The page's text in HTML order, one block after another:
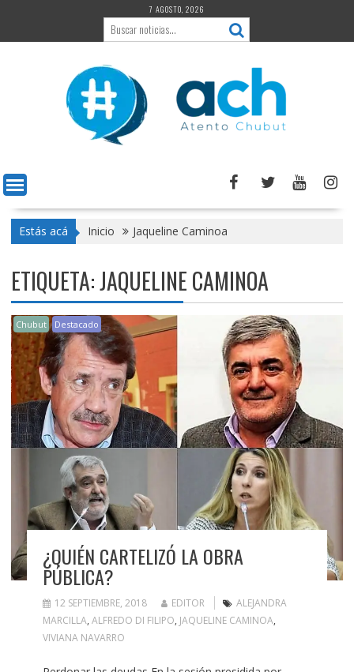
contenido
7 AGOSTO, 2026
Estás acá Inicio Jaqueline Caminoa
ETIQUETA:JAQUELINE CAMINOA
Chubut Destacado
¿QUIÉN CARTELIZÓ LA OBRA
PÚBLICA?
12 SEPTIEMBRE, 2018 EDITOR
ALEJANDRA
MARCILLA, ALFREDO DI FILIPO, JAQUELINE CAMINOA,
VIVIANA NAVARRO